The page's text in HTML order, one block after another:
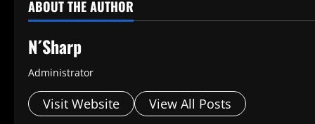
ABOUT THE AUTHOR
N´Sharp
Administrator
Visit Website View All Posts